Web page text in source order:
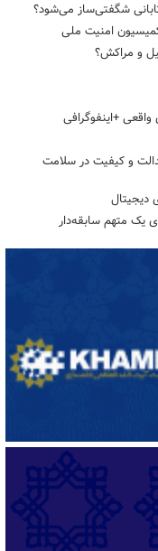
امنیت ملی
و مراکش؟
+اینفوگرافی
و کیفیت در سلامت
دیجیتال
یک متهم سابقه‌دار